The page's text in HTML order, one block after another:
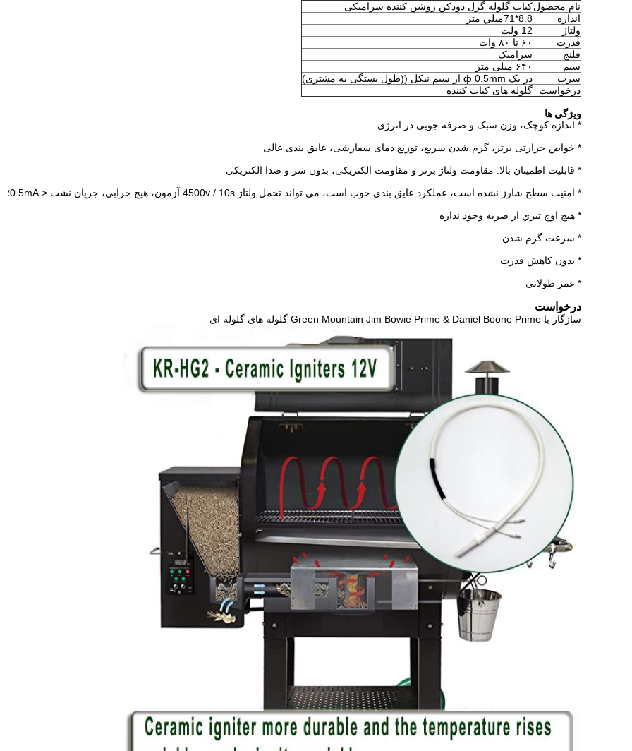
نام محصولکباب گلوله گرل دودکن روشن کننده سرامیکی
اندازه
8.8*71ميلي متر
ولتاژ
12 ولت
قدرت
۶۰ تا ۸۰ وات
فلنج
سرامیک
سیم
۶۴۰ میلی متر
سرب
در یک ф 0.5mm از سیم نیکل ((طول بستگی به مشتری)
درخواست
گلوله های کباب کننده
ویژگی ها
* اندازه کوچک، وزن سبک و صرفه جویی در انرژی
* خواص حرارتی برتر، گرم شدن سریع، توزیع دمای سفارشی، عایق بندی عالی
* قابلیت اطمینان بالا: مقاومت ولتاژ برتر و مقاومت الکتریکی، بدون سر و صدا الکتریکی
* امنیت سطح شارژ نشده است، عملکرد عایق بندی خوب است، می تواند تحمل ولتاژ 4500v / 10s آزمون، هیچ خرابی، جریان نشت < 0.5mA؛
* هيچ اوج تيري از ضربه وجود نداره
* سرعت گرم شدن
* بدون کاهش قدرت
* عمر طولانی
درخواست
سازگار با Green Mountain Jim Bowie Prime & Daniel Boone Prime گلوله های گلوله ای